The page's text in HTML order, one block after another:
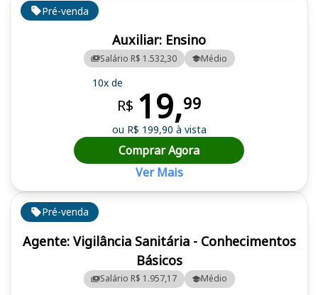
Pré-venda
Agente: Vigilância Sanitária - Conhecimentos
Básicos
Salário R$ 1.957,17 Médio
Pré-venda
Auxiliar: Ensino
Salário R$ 1.532,30 Médio
10x de
R$ 19,99
ou R$ 199,90 à vista
Comprar Agora
Ver Mais